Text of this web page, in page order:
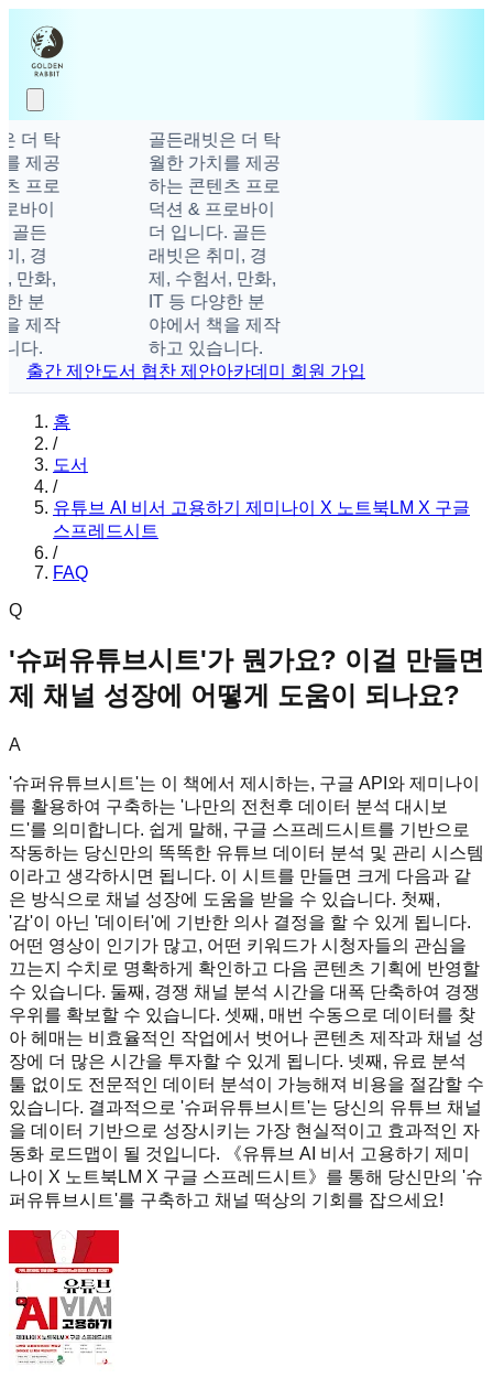
더 탁
제공
프로
바이
골든
, 경
만화,
분
제작
다.
골든래빗은 더 탁
월한 가치를 제공
하는 콘텐츠 프로
덕션 & 프로바이
더 입니다. 골든
래빗은 취미, 경
제, 수험서, 만화,
IT 등 다양한 분
야에서 책을 제작
하고 있습니다.
출간 제안도서 협찬 제안아카데미 회원 가입
홈
/
도서
/
유튜브 AI 비서 고용하기 제미나이 X 노트북LM X 구글
스프레드시트
/
FAQ
Q
'슈퍼유튜브시트'가 뭔가요? 이걸 만들면
제 채널 성장에 어떻게 도움이 되나요?
A
'슈퍼유튜브시트'는 이 책에서 제시하는, 구글 API와 제미나이
를 활용하여 구축하는 '나만의 전천후 데이터 분석 대시보
드'를 의미합니다. 쉽게 말해, 구글 스프레드시트를 기반으로
작동하는 당신만의 똑똑한 유튜브 데이터 분석 및 관리 시스템
이라고 생각하시면 됩니다. 이 시트를 만들면 크게 다음과 같
은 방식으로 채널 성장에 도움을 받을 수 있습니다. 첫째,
'감'이 아닌 '데이터'에 기반한 의사 결정을 할 수 있게 됩니다.
어떤 영상이 인기가 많고, 어떤 키워드가 시청자들의 관심을
끄는지 수치로 명확하게 확인하고 다음 콘텐츠 기획에 반영할
수 있습니다. 둘째, 경쟁 채널 분석 시간을 대폭 단축하여 경쟁
우위를 확보할 수 있습니다. 셋째, 매번 수동으로 데이터를 찾
아 헤매는 비효율적인 작업에서 벗어나 콘텐츠 제작과 채널 성
장에 더 많은 시간을 투자할 수 있게 됩니다. 넷째, 유료 분석
툴 없이도 전문적인 데이터 분석이 가능해져 비용을 절감할 수
있습니다. 결과적으로 '슈퍼유튜브시트'는 당신의 유튜브 채널
을 데이터 기반으로 성장시키는 가장 현실적이고 효과적인 자
동화 로드맵이 될 것입니다. 《유튜브 AI 비서 고용하기 제미
나이 X 노트북LM X 구글 스프레드시트》를 통해 당신만의 '슈
퍼유튜브시트'를 구축하고 채널 떡상의 기회를 잡으세요!